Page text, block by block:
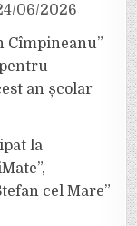
06/2026
Cîmpineanu”
an școlar
la
cel Mare”